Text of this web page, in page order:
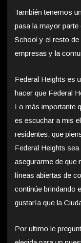
También tenemos
pasa la mayor
School y el resto
empresas y la
Federal Heights es
hacer que Federal
Lo más importante
es escuchar a mis
residentes, que
Federal Heights
asegurarme de que
líneas abiertas de
continúe brindando
gustaría que la
Por ultimo le